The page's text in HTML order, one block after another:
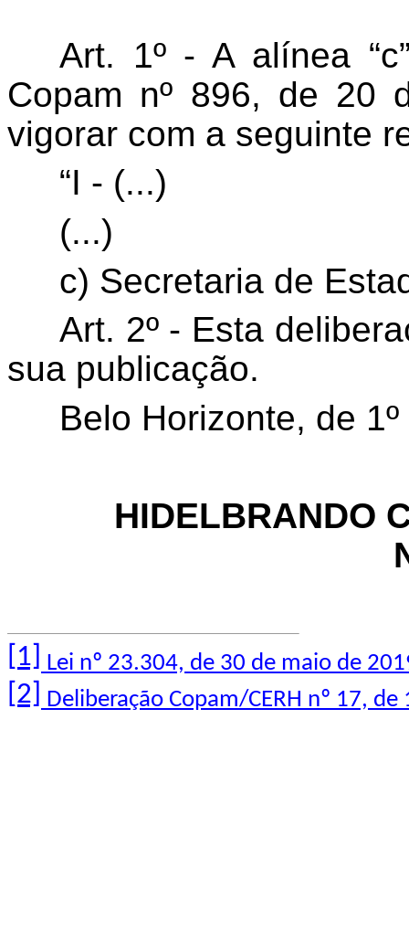
Art. 1º - A alínea
Copam nº 896, de 20
vigorar com a seguinte
“I - (...)
(...)
c) Secretaria de
Art. 2º - Esta
sua publicação.
Belo Horizonte, de
HIDELBRANDO
[1] Lei nº 23.304, de 30 de maio de
[2] Deliberação Copam/CERH nº 17, de